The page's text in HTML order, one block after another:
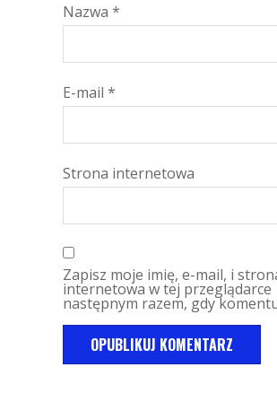
Nazwa *
E-mail *
Strona internetowa
Zapisz moje imię, e-mail, i
internetowa w tej przeglądarce
następnym razem, gdy